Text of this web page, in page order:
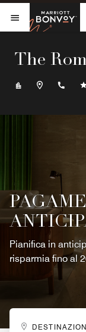
Skip to Content
Aprite il menu
The
Pianifica in
risparmia fino al